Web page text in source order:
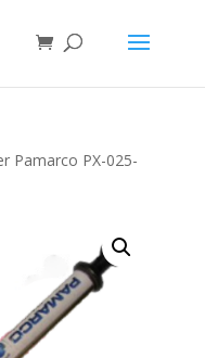
Pamarco PX-025-